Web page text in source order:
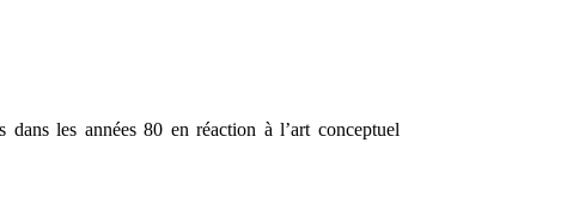
les années 80 en réaction à l’art conceptuel